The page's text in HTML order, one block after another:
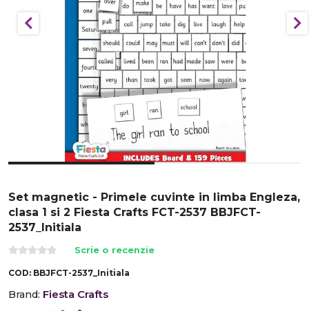
Set magnetic - Primele cuvinte in limba Engleza,
clasa 1 si 2 Fiesta Crafts FCT-2537 BBJFCT-
2537_Initiala
Scrie o recenzie
COD: BBJFCT-2537_Initiala
Brand: Fiesta Crafts